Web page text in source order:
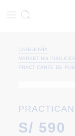
CATEGORÍA
MARKETING
PRACTICANTE DE
S/ 590